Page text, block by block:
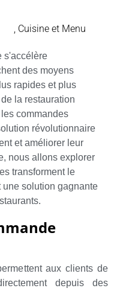
Cuisine et Menu
s'accélère
des moyens
rapides et plus
la restauration
commandes
révolutionnaire
et améliorer leur
nous allons explorer
transforment le
une solution gagnante
aux clients de
depuis des